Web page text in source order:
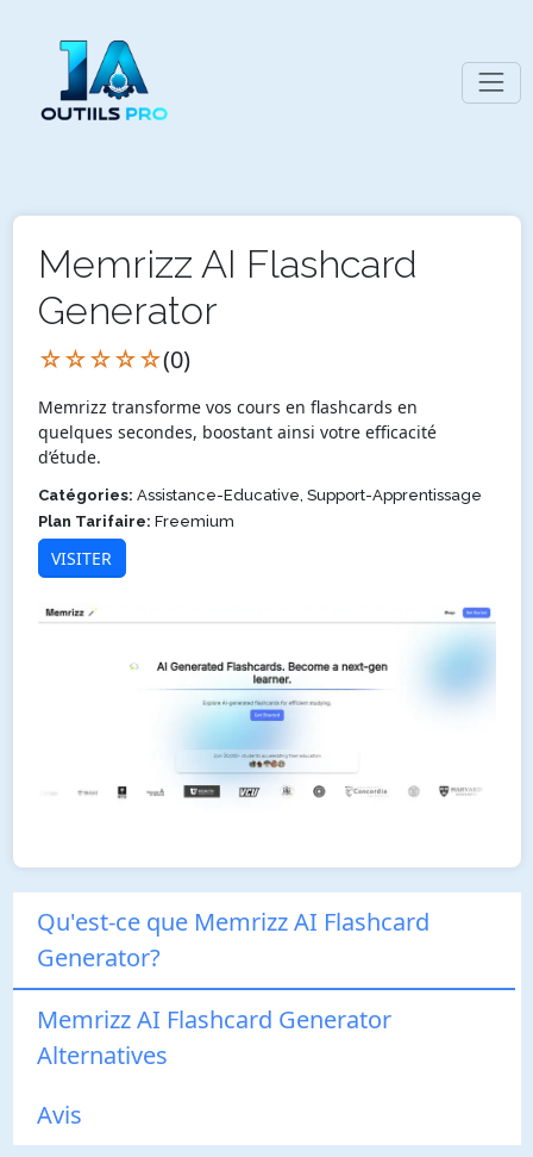
Memrizz AI Flashcard
Generator
☆☆☆☆☆(0)
Memrizz transforme vos cours en flashcards en
quelques secondes, boostant ainsi votre efficacité
d’étude.
Catégories: Assistance-Educative, Support-Apprentissage
Plan Tarifaire: Freemium
VISITER
Qu'est-ce que Memrizz AI Flashcard
Generator?
Memrizz AI Flashcard Generator
Alternatives
Avis